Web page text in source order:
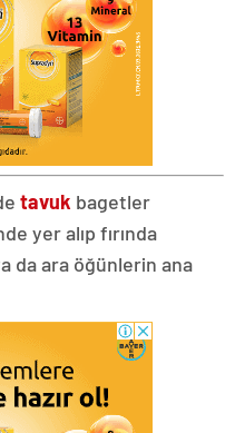
tavuk bagetler
yer alıp fırında
da ara öğünlerin ana